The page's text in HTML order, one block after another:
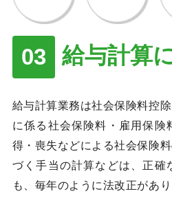
給与計算
給与計算業務は社会保険料控
に係る社会保険料・雇用保険
得・喪失などによる社会保険
づく手当の計算などは、正確
も、毎年のように法改正があ